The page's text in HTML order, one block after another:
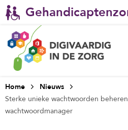
Verpleeghuiszorg
Ggz
Ziekenhuizen
Huisartsenzorg
Home
Nieuws
Sterke unieke wachtwoorden
wachtwoordmanager